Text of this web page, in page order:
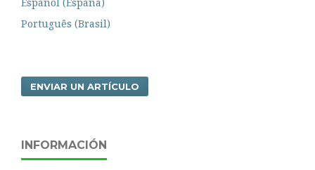
Português (Brasil)
ENVIAR UN ARTÍCULO
INFORMACIÓN